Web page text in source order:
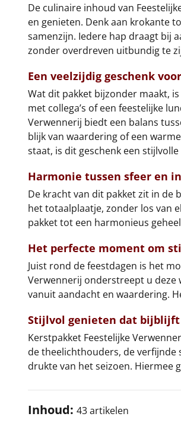
De culinaire inhoud van
en genieten. Denk aan krokante
samenzijn. Iedere hap draagt bij
zonder overdreven uitbundig te
Een veelzijdig geschenk
Wat dit pakket bijzonder maakt,
met collega’s of een feestelijke
Verwennerij biedt een balans
blijk van waardering of een
staat, is dit geschenk een
Harmonie tussen sfeer en
De kracht van dit pakket zit in de
het totaalplaatje, zonder los van
pakket tot een harmonieus
Het perfecte moment om
Juist rond de feestdagen is het
Verwennerij onderstreept u deze
vanuit aandacht en waardering.
Stijlvol genieten dat bijblijft
Kerstpakket Feestelijke
de theelichthouders, de verfijnde
drukte van het seizoen. Hiermee
Inhoud: 43 artikelen